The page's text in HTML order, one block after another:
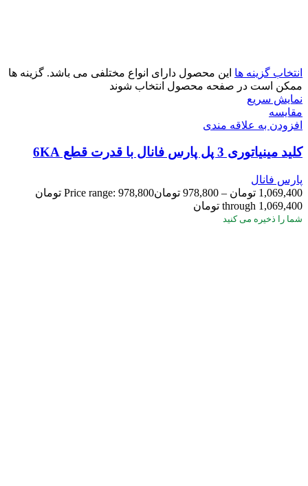
انتخاب گزینه ها این محصول دارای انواع مختلفی می باشد. گزینه ها
ممکن است در صفحه محصول انتخاب شوند
نمایش سریع
مقايسه
افزودن به علاقه مندی
کلید مینیاتوری 3 پل پارس فانال با قدرت قطع 6KA
پارس فانال
1,069,400 تومان –
978,800 تومان
Price range: 978,800 تومان
through 1,069,400 تومان
شما را ذخیره می کنید